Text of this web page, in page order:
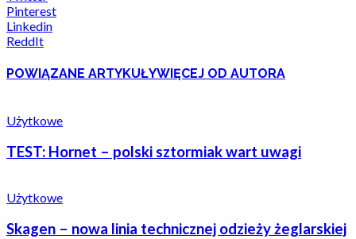
Pinterest
Linkedin
ReddIt
POWIĄZANE ARTYKUŁYWIĘCEJ OD AUTORA
Użytkowe
TEST: Hornet – polski sztormiak wart uwagi
Użytkowe
Skagen – nowa linia technicznej odzieży żeglarskiej